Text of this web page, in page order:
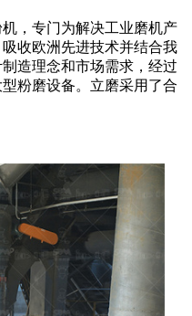
，专门为解决工业磨机产
收欧洲先进技术并结合我
造理念和市场需求，经过
粉磨设备。立磨采用了合